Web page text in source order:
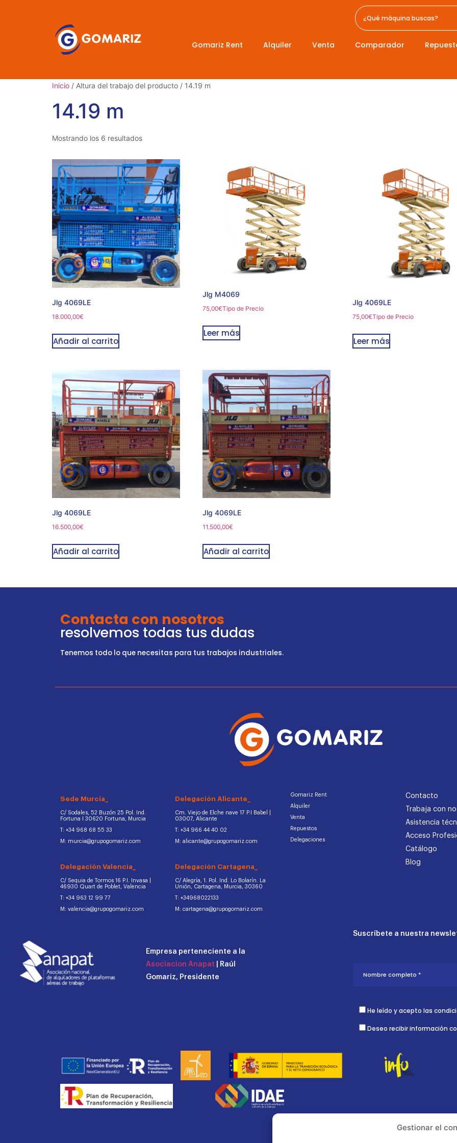
Gestionar el
Gomariz Rent Alquiler Venta Comparador
Inicio / Altura del trabajo del producto / 14.19 m
14.19 m
Mostrando los 6 resultados
Jlg 4069LE
18.000,00€
Añadir al carrito
Jlg M4069
75,00€Tipo de Precio
Leer más
Jlg 4069LE
75,00€Tipo de Precio
Leer más
Jlg 4069LE
16.500,00€
Añadir al carrito
Jlg 4069LE
11.500,00€
Añadir al carrito
Contacta con nosotros
resolvemos todas tus dudas
Tenemos todo lo que necesitas para tus trabajos industriales.
Sede Murcia_
C/ Sodales, 52 Buzón 25 Pol. Ind.
Fortuna I 30620 Fortuna, Murcia
T: +34 968 68 55 33
M: murcia@grupogomariz.com
Delegación Valencia_
C/ Sequia de Tormos 16 P.I. Invasa |
46930 Quart de Poblet, Valencia
T: +34 963 12 99 77
M: valencia@grupogomariz.com
Delegación Alicante_
Cm. Viejo de Elche nave 17 P.I Babel |
03007, Alicante
T: +34 966 44 40 02
M: alicante@grupogomariz.com
Delegación Cartagena_
C/ Alegría, 1. Pol. Ind. Lo Bolarín. La
Unión, Cartagena, Murcia, 30360
T: +34968022133
M: cartagena@grupogomariz.com
Gomariz Rent
Alquiler
Venta
Repuestos
Delegaciones
Contacto
Trabaja con
Asistencia
Acceso
Catálogo
Blog
Empresa perteneciente a la
Asociacion Anapat | Raúl
Gomariz, Presidente
Suscríbete a nuestra
He leído y acepto las
Deseo recibir información